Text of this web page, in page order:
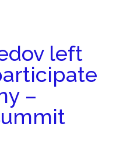
left
–